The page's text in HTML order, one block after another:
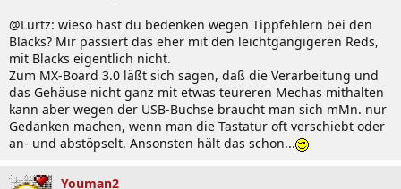
@Lurtz: wieso hast du bedenken wegen Tippfehlern bei den
Blacks? Mir passiert das eher mit den leichtgängigeren Reds,
mit Blacks eigentlich nicht.
Zum MX-Board 3.0 läßt sich sagen, daß die Verarbeitung und
das Gehäuse nicht ganz mit etwas teureren Mechas mithalten
kann aber wegen der USB-Buchse braucht man sich mMn. nur
Gedanken machen, wenn man die Tastatur oft verschiebt oder
an- und abstöpselt. Ansonsten hält das schon...
Youman2